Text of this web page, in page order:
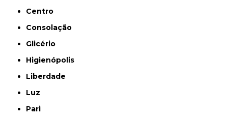
Centro
Consolação
Glicério
Higienópolis
Liberdade
Luz
Pari